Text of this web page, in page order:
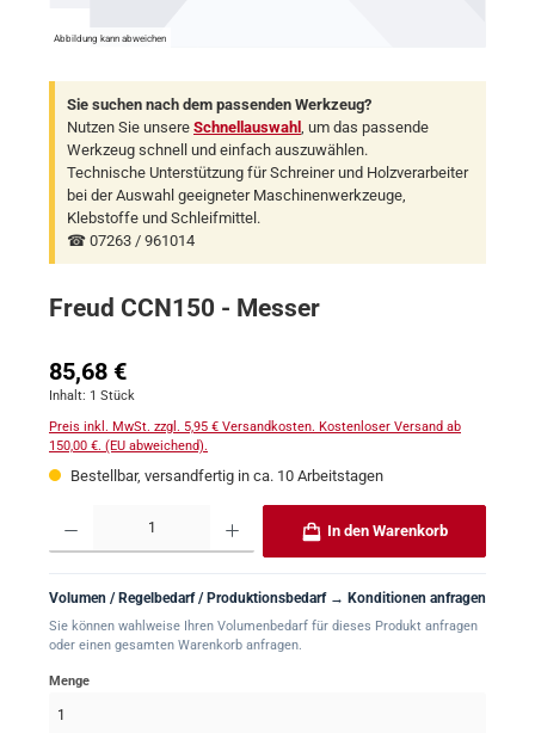
Abbildung kann abweichen
Sie suchen nach dem passenden Werkzeug?
Nutzen Sie unsere Schnellauswahl , um das passende
Werkzeug schnell und einfach auszuwählen.
Technische Unterstützung für Schreiner und Holzverarbeiter
bei der Auswahl geeigneter Maschinenwerkzeuge,
Klebstoffe und Schleifmittel.
☎ 07263 / 961014
Freud CCN150 - Messer
Regulärer Preis:
85,68 €
Inhalt: 1 Stück
Preis inkl. MwSt. zzgl. 5,95 € Versandkosten. Kostenloser Versand ab
150,00 €. (EU abweichend).
Bestellbar, versandfertig in ca. 10 Arbeitstagen
In den Warenkorb
Volumen / Regelbedarf / Produktionsbedarf → Konditionen anfragen
Sie können wahlweise Ihren Volumenbedarf für dieses Produkt anfragen
oder einen gesamten Warenkorb anfragen.
Menge